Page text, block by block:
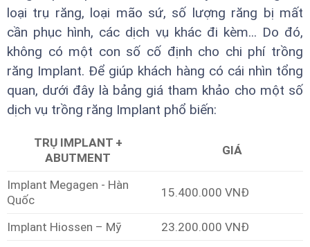
loại trụ răng, loại mão sứ, số lượng răng bị mất
cần phục hình, các dịch vụ khác đi kèm... Do đó,
không có một con số cố định cho chi phí trồng
răng Implant. Để giúp khách hàng có cái nhìn tổng
quan, dưới đây là bảng giá tham khảo cho một số
dịch vụ trồng răng Implant phổ biến:
TRỤ IMPLANT +
ABUTMENT
GIÁ
Implant Megagen - Hàn
Quốc
15.400.000 VNĐ
Implant Hiossen – Mỹ
23.200.000 VNĐ